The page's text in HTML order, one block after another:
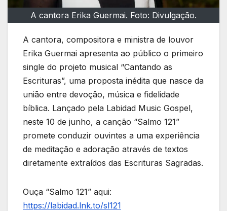
A cantora Erika Guermai. Foto: Divulgação.
A cantora, compositora e ministra de louvor
Erika Guermai apresenta ao público o primeiro
single do projeto musical “Cantando as
Escrituras”, uma proposta inédita que nasce da
união entre devoção, música e fidelidade
bíblica. Lançado pela Labidad Music Gospel,
neste 10 de junho, a canção “Salmo 121”
promete conduzir ouvintes a uma experiência
de meditação e adoração através de textos
diretamente extraídos das Escrituras Sagradas.
Ouça “Salmo 121” aqui:
https://labidad.lnk.to/sl121